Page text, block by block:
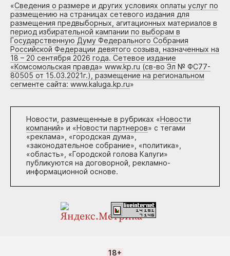
«Сведения о размере и других условиях оплаты услуг по
размещению на страницах сетевого издания для
размещения предвыборных, агитационных материалов в
период избирательной кампании по выборам в
Государственную Думу Федерального Собрания
Российской Федерации девятого созыва, назначенных на
18 – 20 сентября 2026 года. Сетевое издание
«Комсомольская правда» www.kp.ru (св-во Эл № ФС77-
80505 от 15.03.2021г.), размещение на региональном
сегменте сайта: www.kaluga.kp.ru»
Новости, размещенные в рубриках «Новости
компаний» и «Новости партнеров» с тегами
«реклама», «городская дума»,
«законодательное собрание», «политика»,
«область», «Городской голова Калуги»
публикуются на договорной, рекламно-
информационной основе.
18+